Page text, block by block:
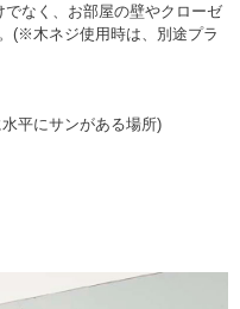
なく、お部屋の壁やクローゼ
(※木ネジ使用時は、別途プラ
平にサンがある場所)